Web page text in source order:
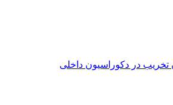
تخریب در دکوراسیون داخلی